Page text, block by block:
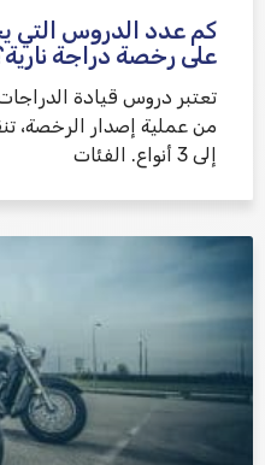
كم عدد الدروس
على رخصة دراجة
تعتبر دروس قيادة
من عملية إصدار الرخصة،
إلى 3 أنواع. الفئات